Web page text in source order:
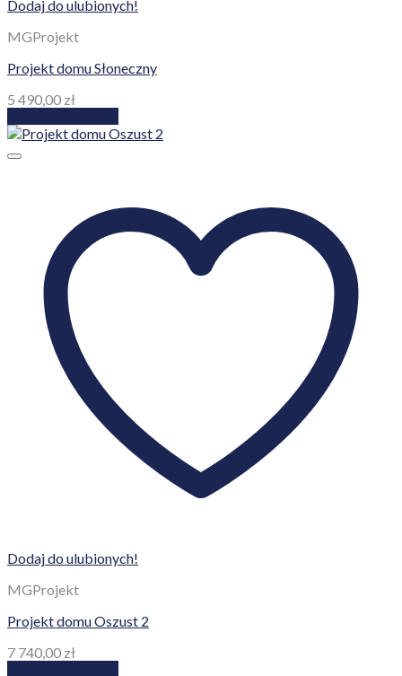
Dodaj do ulubionych!
MGProjekt
Projekt domu Słoneczny
5 490,00 zł
Dodaj do ulubionych!
MGProjekt
Projekt domu Oszust 2
7 740,00 zł